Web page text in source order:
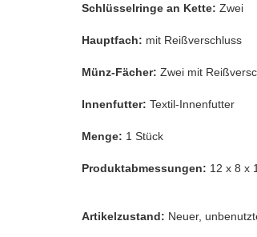
Schlüsselringe an Kette: Zwei
Hauptfach: mit Reißverschluss
Münz-Fächer: Zwei mit
Innenfutter: Textil-Innenfutter
Menge: 1 Stück
Produktabmessungen: 12 x 8 x
Artikelzustand: Neuer,